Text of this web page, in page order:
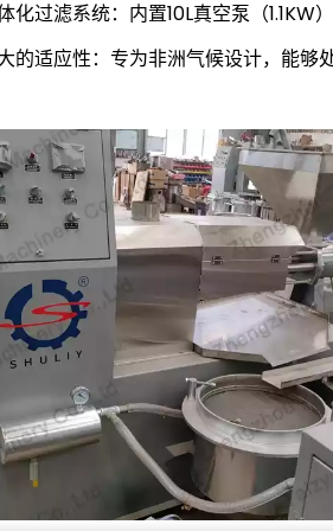
化过滤系统：内置10L真空泵（1.1KW
的适应性：专为非洲气候设计，能够